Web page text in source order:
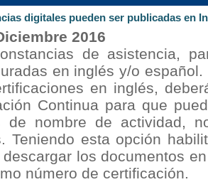
digitales pueden ser publicadas en
2016
de asistencia,
en inglés y/o
en inglés,
Continua para que
de nombre de actividad,
Teniendo esta opción
descargar los documentos
número de certificación.